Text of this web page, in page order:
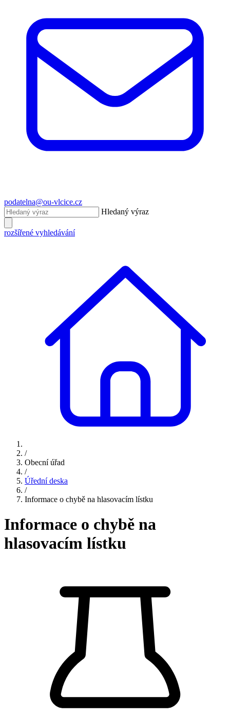
podatelna@ou-vlcice.cz
Hledaný výraz
rozšířené vyhledávání
/
Obecní úřad
/
Úřední deska
/
Informace o chybě na hlasovacím lístku
Informace o chybě na
hlasovacím lístku